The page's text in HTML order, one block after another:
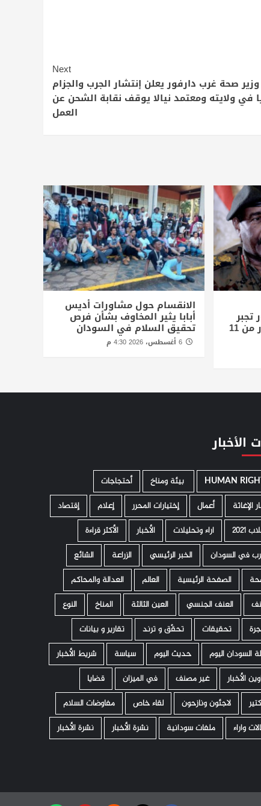
Next
وزير صحة غرب دارفور يعلن إنتشار الجرب والجزام
في ولايته ومعتمد نيالا يوقف نقابة الشحن عن
العمل
تجبر
الاف المدنيين علي الفرار من 11
الانقسام حول مشاورات أديس
أبابا يثير المخاوف بشأن فرص
تحقيق السلام في السودان
6 أغسطس، 2026 4:30 م
الأخبار
HUMAN ­ بيئة ومناخ
أحتجاجات
الإغاثة
أعمال إختيارات المحرر إعلام
إقتصاد
2021
اراء وتحليلات الأخبار
الأكثر قراءة
في السودان
الخبر الرئيسي الزراعة
الشائع
الصفحة الرئيسية العالم
العدالة والمحاكم
العنف الجنسي العين الثالثة المناخ
النوع
تحقيقات تحقّق و ترند
تقارير و بيانات
السودان اليوم
حديث اليوم سياسة
شريط الأخبار
الأخبار
غير مصنف في الميزان
قضايا
لاجئون ونازحون لقاء خاص
مفاوضات السلام
واراء
ملفات سودانية نشرة الأخبار نشرة الأخبار